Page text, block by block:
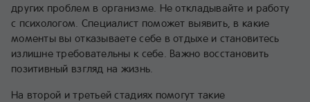
других проблем в организме. Не откладывайте и работу
с психологом. Специалист поможет выявить, в какие
моменты вы отказываете себе в отдыхе и становитесь
излишне требовательны к себе. Важно восстановить
позитивный взгляд на жизнь.
На второй и третьей стадиях помогут такие